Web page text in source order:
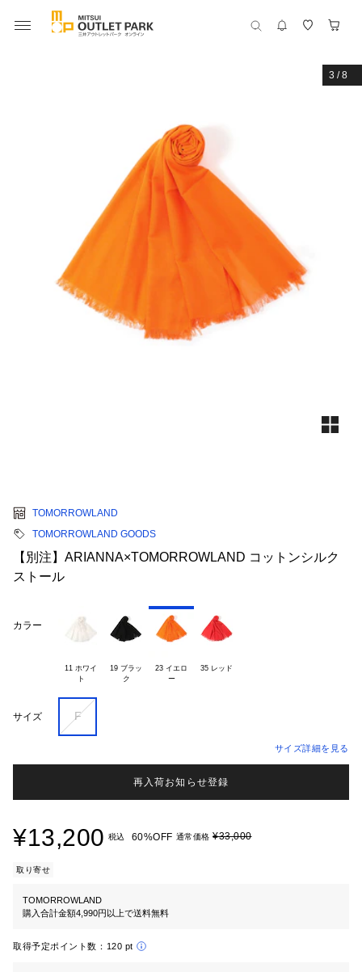
3 /8
TOMORROWLAND
TOMORROWLAND GOODS
【別注】ARIANNA×TOMORROWLAND コットンシルク
ストール
カラー
11 ホワイ
19 ブラッ
23 イエロ
ー
35 レッド
サイズ F
サイズ詳細を見る
再入荷お知らせ登録
¥13,200 税込 60%OFF 通常価格 ¥33,000
取り寄せ
TOMORROWLAND
購入合計金額4,990円以上で送料無料
取得予定ポイント数： 120 pt